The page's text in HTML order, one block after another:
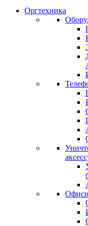
Оргтехника